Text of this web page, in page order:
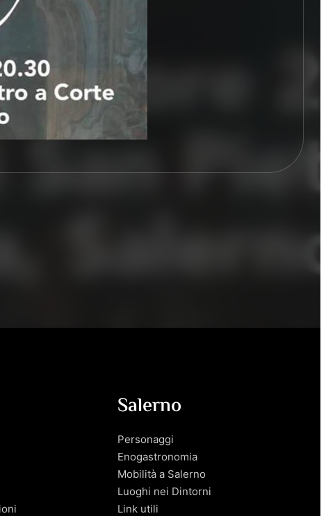
Salerno
Personaggi
Enogastronomia
Mobilità a Salerno
Luoghi nei Dintorni
Link utili